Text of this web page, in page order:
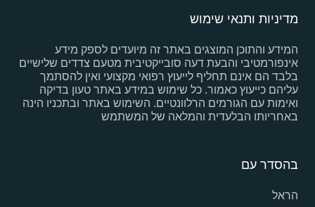
מדיניות ותנאי שימוש
המידע והתוכן המוצגים באתר זה מיועדים לספק מידע
אינפורמטיבי והבעת דעה סובייקטיבית מטעם צדדים שלישיים
בלבד הם אינם תחליף לייעוץ רפואי מקצועי ואין להסתמך
עליהם כייעוץ כאמור. כל שימוש במידע באתר טעון בדיקה
ואימות עם הגורמים הרלוונטיים. השימוש באתר ובתכניו הינה
באחריותו הבלעדית והמלאה של המשתמש
בהסדר עם
הראל